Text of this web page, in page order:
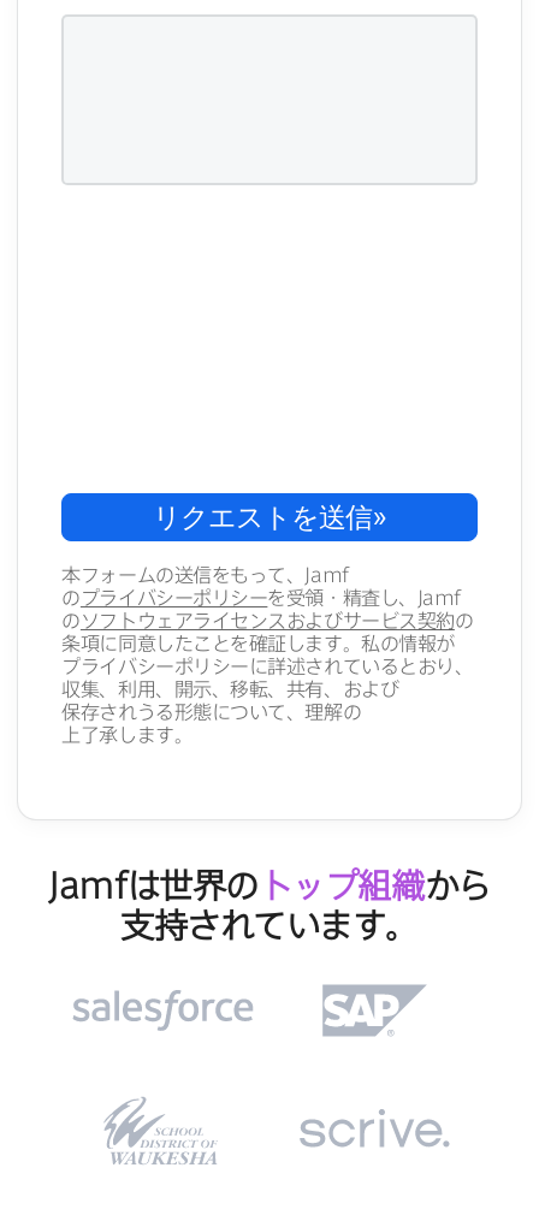
リクエストを​送信»
本フォームの​送信を​もって、
Jamf
のプライバシーポリシーを​受領・​精査し、
Jamf
のソフトウェアライセンスおよび​サービス契約の​
条項に​同意した​ことを​確証します。​私の​情報が​
プライバシーポリシーに​詳述されているとおり、​
収集、​利用、​開示、​移転、​共有、​および​
保存されうる​形態に​ついて、​理解の​
上了承します。
Jamfは​世界の トップ組織から​
支持されています。